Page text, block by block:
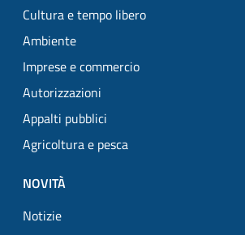
Cultura e tempo libero
Ambiente
Imprese e commercio
Autorizzazioni
Appalti pubblici
Agricoltura e pesca
NOVITÀ
Notizie